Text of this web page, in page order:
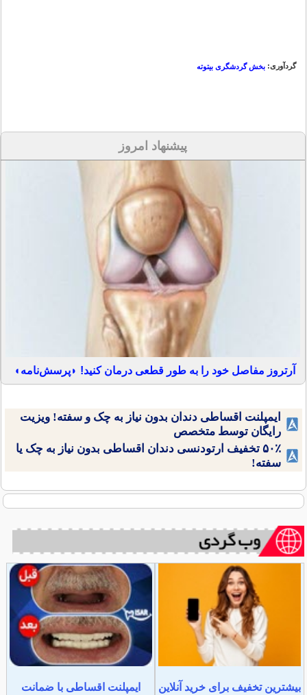
گردآوری: بخش گردشگری بیتوته
پیشنهاد امروز
آرتروز مفاصل خود را به طور قطعی درمان کنید! ◗پرسش‌نامه◖
ایمپلنت اقساطی دندان بدون نیاز به چک و سفته! ویزیت
رایگان توسط متخصص
۵۰٪ تخفیف ارتودنسی دندان اقساطی بدون نیاز به چک یا
سفته!
بیشترین تخفیف برای خرید آنلاین
ایمپلنت اقساطی با ضمانت